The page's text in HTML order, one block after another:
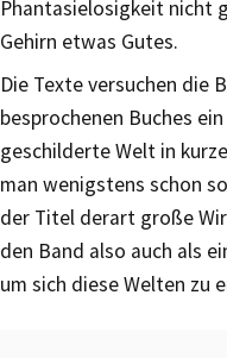
Phantasielosigkeit nicht
Gehirn etwas Gutes.
Die Texte versuchen die
besprochenen Buches
geschilderte Welt in
man wenigstens schon
der Titel derart große
den Band also auch als
um sich diese Welten zu